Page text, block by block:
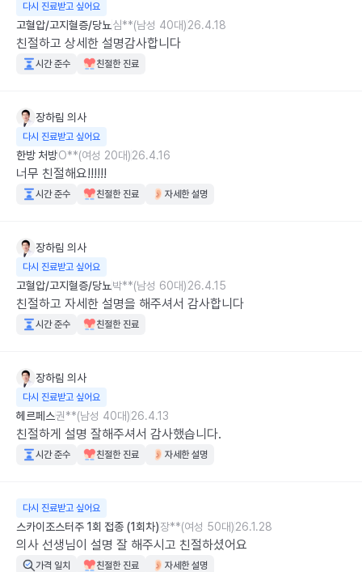
다시 진료받고 싶어요
고혈압/고지혈증/당뇨심**(남성 40대)26.4.18
친절하고 상세한 설명감사합니다
시간 준수 친절한 진료
장하림 의사
다시 진료받고 싶어요
한방 처방O**(여성 20대)26.4.16
너무 친절해요!!!!!!
시간 준수 친절한 진료 자세한 설명
장하림 의사
다시 진료받고 싶어요
고혈압/고지혈증/당뇨박**(남성 60대)26.4.15
친절하고 자세한 설명을 해주셔서 감사합니다
시간 준수 친절한 진료
장하림 의사
다시 진료받고 싶어요
헤르페스권**(남성 40대)26.4.13
친절하게 설명 잘해주셔서 감사했습니다.
시간 준수 친절한 진료 자세한 설명
다시 진료받고 싶어요
스카이조스터주 1회 접종 (1회차)장**(여성 50대)26.1.28
의사 선생님이 설명 잘 해주시고 친절하셨어요
가격 일치 친절한 진료 자세한 설명